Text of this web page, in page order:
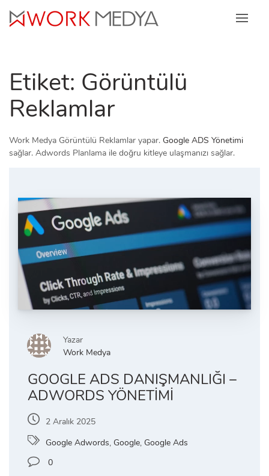
content
Etiket: Görüntülü
Reklamlar
Work Medya Görüntülü Reklamlar yapar. Google ADS Yönetimi
sağlar. Adwords Planlama ile doğru kitleye ulaşmanızı sağlar.
Yazar
Work Medya
GOOGLE ADS DANIŞMANLIĞI –
ADWORDS YÖNETIMI
2 Aralık 2025
Google Adwords, Google, Google Ads
0